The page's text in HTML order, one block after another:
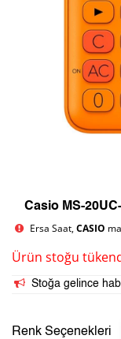
Casio MS-
Ersa Saat,CASIO
Ürün stoğu
Stoğa gelince
Renk Seçenekleri